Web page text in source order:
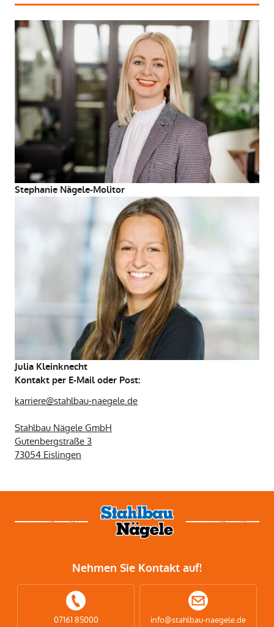
Stephanie Nägele-Molitor
Julia Kleinknecht
Kontakt per E-Mail oder Post:
karriere@stahlbau-naegele.de
Stahlbau Nägele GmbH
Gutenbergstraße 3
73054 Eislingen
Nehmen Sie Kontakt auf!
07161 85000 info@stahlbau-naegele.de